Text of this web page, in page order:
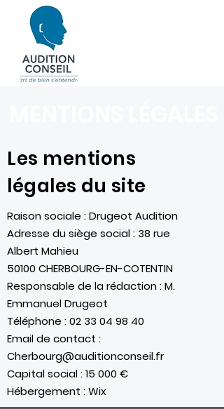
Les mentions
légales du site
Raison sociale : Drugeot Audition
Adresse du siège social : 38 rue
Albert Mahieu
50100 CHERBOURG-EN-COTENTIN
Responsable de la rédaction : M.
Emmanuel Drugeot
Téléphone :02 33 04 98 40
Email de contact :
Cherbourg@auditionconseil.fr
Capital social : 15 000 €
Hébergement : Wix